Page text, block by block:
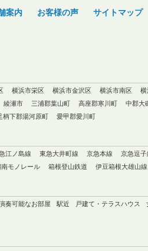
案内 お客様の声 サイトマップ
横浜市栄区 横浜市金沢区 横浜市南区 横
綾瀬市 三浦郡葉山町 高座郡寒川町 中郡大
柄下郡湯河原町 愛甲郡愛川町
江ノ島線 東急大井町線 京急本線 京急逗子
南モノレール 箱根登山鉄道 伊豆箱根大雄山線
奏可能なお部屋 駅近 戸建て・テラスハウス